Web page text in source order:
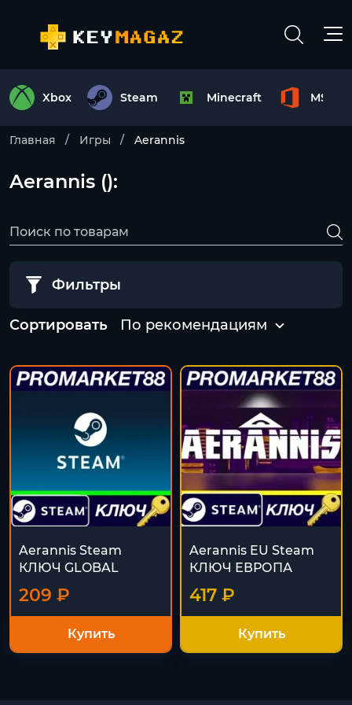
Xbox Steam Minecraft MS
Главная Игры Aerannis
Aerannis ():
Фильтры
Сортировать По рекомендациям
Aerannis Steam
КЛЮЧ GLOBAL
209 ₽
Купить
Aerannis EU Steam
КЛЮЧ ЕВРОПА
417 ₽
Купить